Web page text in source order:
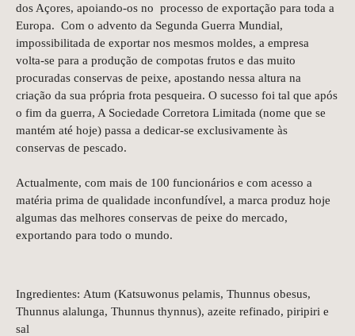
dos Açores, apoiando-os no processo de exportação para toda a
Europa. Com o advento da Segunda Guerra Mundial,
impossibilitada de exportar nos mesmos moldes, a empresa
volta-se para a produção de compotas frutos e das muito
procuradas conservas de peixe, apostando nessa altura na
criação da sua própria frota pesqueira. O sucesso foi tal que após
o fim da guerra, A Sociedade Corretora Limitada (nome que se
mantém até hoje) passa a dedicar-se exclusivamente às
conservas de pescado.
Actualmente, com mais de 100 funcionários e com acesso a
matéria prima de qualidade inconfundível, a marca produz hoje
algumas das melhores conservas de peixe do mercado,
exportando para todo o mundo.
Ingredientes: Atum (Katsuwonus pelamis, Thunnus obesus,
Thunnus alalunga, Thunnus thynnus), azeite refinado, piripiri e
sal